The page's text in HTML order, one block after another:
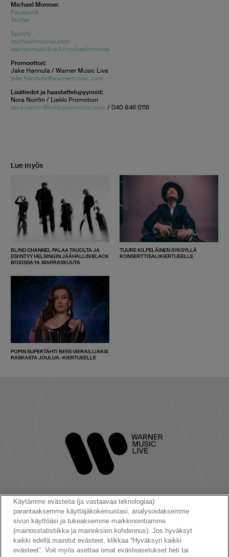
Michael Monroe:
Facebook
Twitter
Spotify
michaelmonroe.com
warnermusiclive.fi/michaelmonroe
Promoottori:
Jake Hannula / Warner Music Live
jake.hannula@warnermusic.com
Lisätiedot ja haastattelupyynnöt:
Nora Norrlin / Liekki Promotion
nora.norrlin@liekkipromotion.com / 040 846 0116
Lue myös
BLIND CHANNEL PALAA TAUOLTA JA
ESIINTYY HELSINGIN JÄÄHALLIN BLACK
BOXISSA 14. MARRASKUUTA
TUURE KILPELÄINEN SYKSYLLÄ
KONSERTTISALIKIERTUEELLE
POPIN SUPERTÄHTI BESS VIERAILIJAKSI
RASKASTA JOULUA -KIERTUEELLE
Seuraa meitä:
Käytämme evästeita (ja vastaavaa teknologiaa)
parantaaksemme käyttäjäkokemustasi, analysoidaksemme
sivun käyttöäsi ja tukeaksemme markkinointiamme
(mainosstatistiikka ja mainoksien kohdennus). Jos hyväksyt
kaikki edellä mainitut evästeet, klikkaa “Hyväksyn kaikki
evästeet”. Voit myös asettaa omat evästeasetukset heti tai